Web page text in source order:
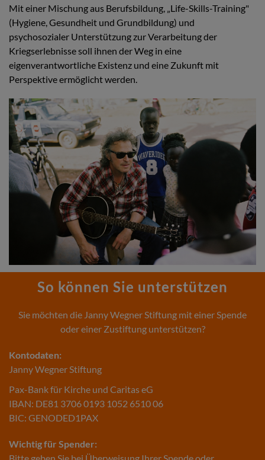
Mit einer Mischung aus Berufsbildung, „Life-Skills-Training"
(Hygiene, Gesundheit und Grundbildung) und
psychosozialer Unterstützung zur Verarbeitung der
Kriegserlebnisse soll ihnen der Weg in eine
eigenverantwortliche Existenz und eine Zukunft mit
Perspektive ermöglicht werden.
So können Sie unterstützen
Sie möchten die Janny Wegner Stiftung mit einer Spende
oder einer Zustiftung unterstützen?
Kontodaten:
Janny Wegner Stiftung
Pax-Bank für Kirche und Caritas eG
IBAN: DE81 3706 0193 1052 6510 06
BIC: GENODED1PAX
Wichtig für Spender: